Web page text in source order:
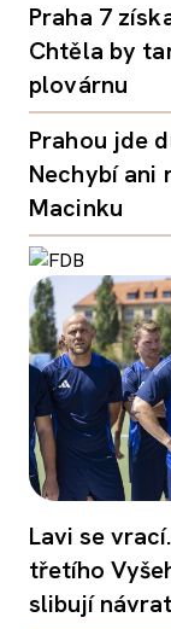
Praha 7
Chtěla by
plovárnu
Prahou jde
Nechybí ani
Macinku
Lavi se
třetího
slibují